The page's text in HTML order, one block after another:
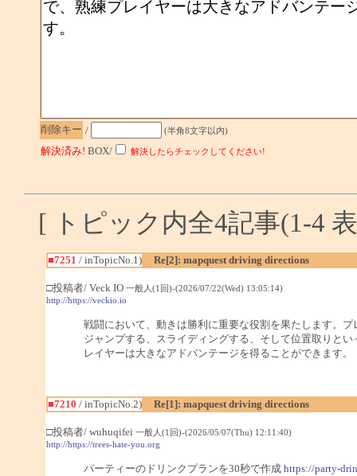
削除キー / (半角8文字以内)
解決済み! BOX/ 解決したらチェックしてください!
[ トピック内全4記事(1-4
■7251 / inTopicNo.1) Re[2]: mapquest driving directions
□投稿者/ Veck IO 一般人(1回)-(2026/07/22(Wed) 13:05:14)
http://https://veckio.io
戦闘において、動きは勝利に重要な役割を果たします。
ジャンプする、スライディングする、そして位置取りと
レイヤーは大きなアドバンテージを得ることができます。
■7210 / inTopicNo.2) Re[1]: mapquest driving directions
□投稿者/ wuhuqifei 一般人(1回)-(2026/05/07(Thu) 12:11:40)
http://https://trees-hate-you.org
パーティーのドリンクプランを30秒で作成 https://party-